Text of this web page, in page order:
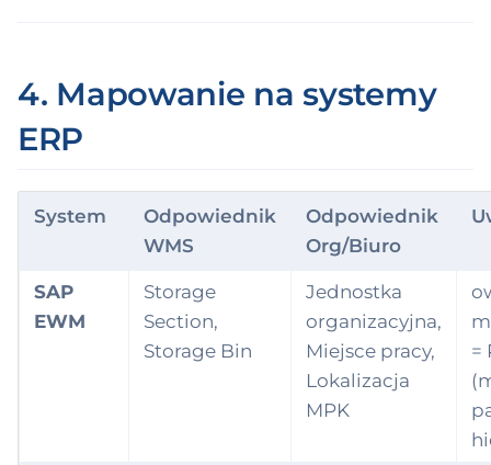
4. Mapowanie na systemy
ERP
System
Odpowiednik
WMS
Odpowiednik
Org/Biuro
SAP
EWM
Storage
Section,
Storage Bin
Jednostka
organizacyjna,
Miejsce pracy,
Lokalizacja
MPK
=